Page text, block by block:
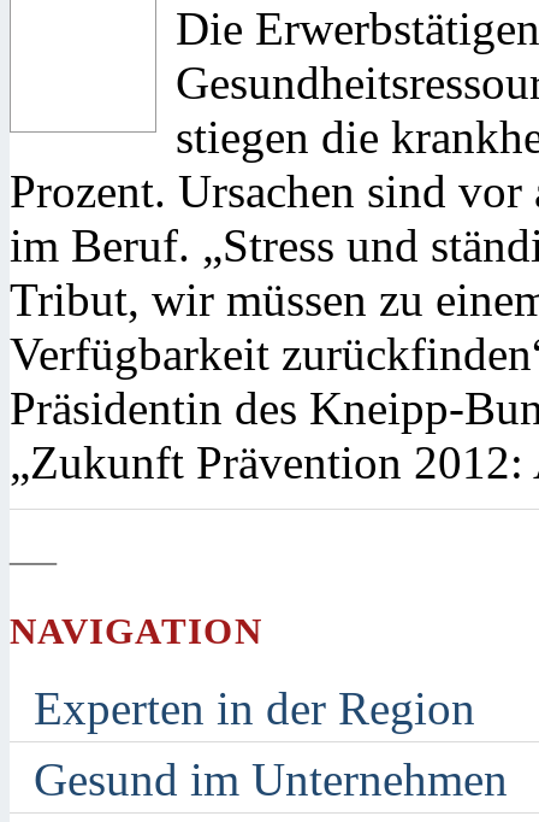
Die
stiegen die
Prozent. Ursachen sind
im Beruf. „Stress und
Tribut, wir müssen zu
Verfügbarkeit
Präsidentin des Kneipp-
„Zukunft Prävention
—
NAVIGATION
Experten in der Region
Gesund im Unternehmen